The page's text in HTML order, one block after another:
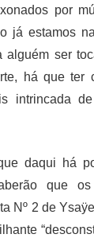
por
já estamos
alguém ser
há que ter
intrincada
daqui há
que
Nº 2 de